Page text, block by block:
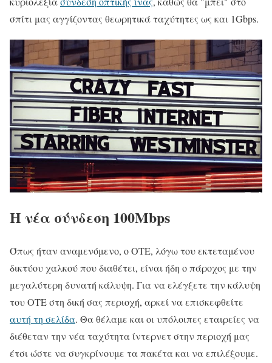
σπίτι μας αγγίζοντας θεωρητικά ταχύτητες ως και 1Gbps.
Η νέα σύνδεση 100Mbps
Όπως ήταν αναμενόμενο, ο ΟΤΕ, λόγω του εκτεταμένου
δικτύου χαλκού που διαθέτει, είναι ήδη ο πάροχος με την
μεγαλύτερη δυνατή κάλυψη. Για να ελέγξετε την κάλυψη
του ΟΤΕ στη δική σας περιοχή, αρκεί να επισκεφθείτε
αυτή τη σελίδα. Θα θέλαμε και οι υπόλοιπες εταιρείες να
διέθεταν την νέα ταχύτητα ίντερνετ στην περιοχή μας
έτσι ώστε να συγκρίνουμε τα πακέτα και να επιλέξουμε.